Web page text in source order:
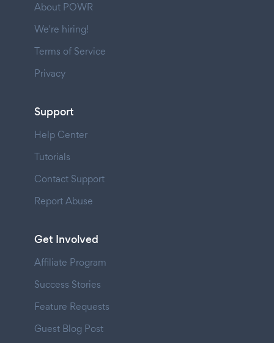
About POWR
We're hiring!
Terms of Service
Privacy
Support
Help Center
Tutorials
Contact Support
Report Abuse
Get Involved
Affiliate Program
Success Stories
Feature Requests
Guest Blog Post